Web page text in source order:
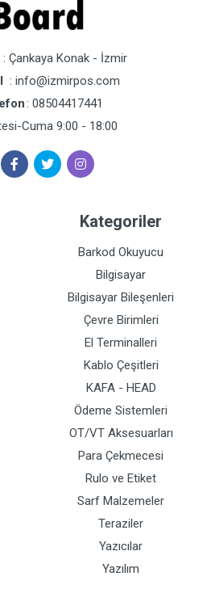
: Çankaya Konak - İzmir
: info@izmirpos.com
: 08504417441
Cuma 9:00 - 18:00
Kategoriler
Barkod Okuyucu
Bilgisayar
Bilgisayar Bileşenleri
Çevre Birimleri
El Terminalleri
Kablo Çeşitleri
KAFA - HEAD
Ödeme Sistemleri
OT/VT Aksesuarları
Para Çekmecesi
Rulo ve Etiket
Sarf Malzemeler
Teraziler
Yazıcılar
Yazılım